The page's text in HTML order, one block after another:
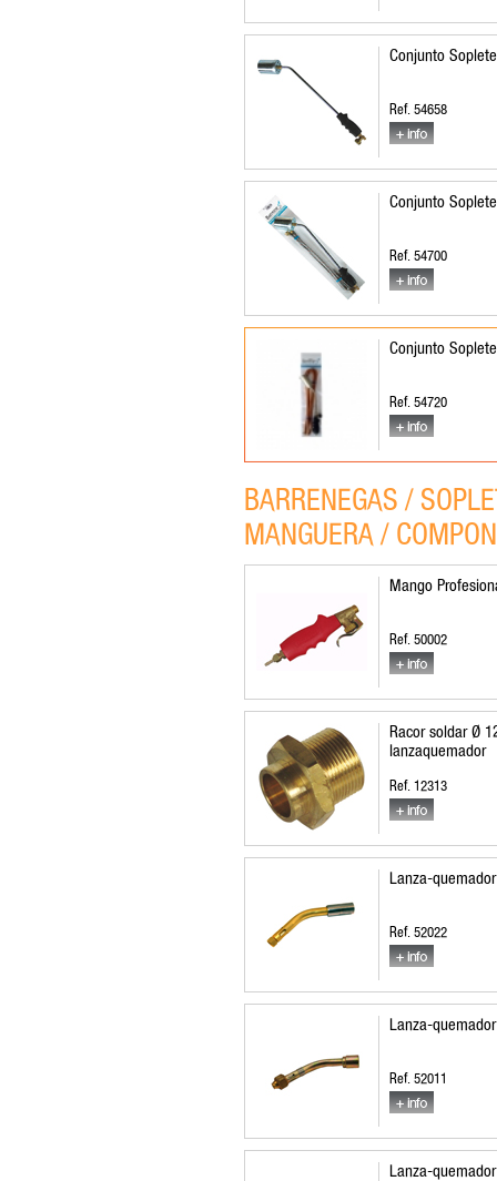
Conjunto
Ref. 54658
Conjunto
Ref. 54700
Conjunto
Ref. 54720
BARRENEGAS /
MANGUERA /
Mango
Ref. 50002
Racor soldar Ø
lanzaquemador
Ref. 12313
Lanza-
Ref. 52022
Lanza-
Ref. 52011
Lanza-